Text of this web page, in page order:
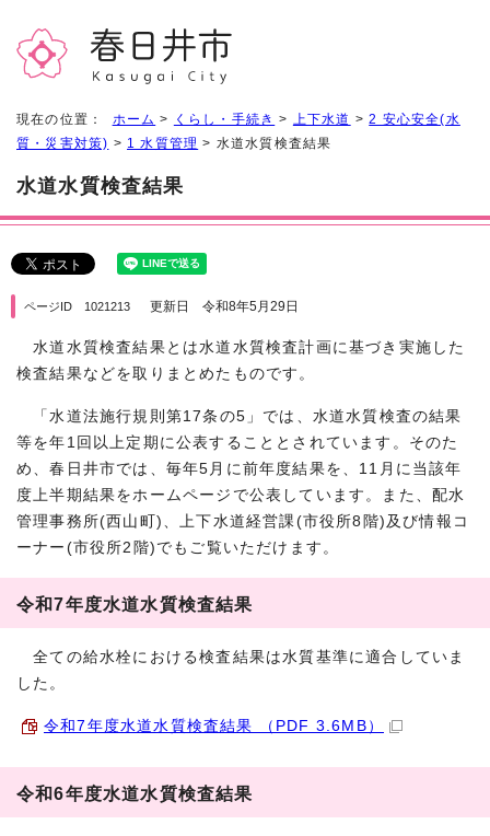
現在の位置： ホーム > くらし・手続き > 上下水道 >2 安心安全(水
質・災害対策) > 1 水質管理 > 水道水質検査結果
水道水質検査結果
ページID 1021213 更新日 令和8年5月29日
水道水質検査結果とは水道水質検査計画に基づき実施した
検査結果などを取りまとめたものです。
「水道法施行規則第17条の5」では、水道水質検査の結果
等を年1回以上定期に公表することとされています。そのた
め、春日井市では、毎年5月に前年度結果を、11月に当該年
度上半期結果をホームページで公表しています。また、配水
管理事務所(西山町)、上下水道経営課(市役所8階)及び情報コ
ーナー(市役所2階)でもご覧いただけます。
令和7年度水道水質検査結果
全ての給水栓における検査結果は水質基準に適合していま
した。
令和7年度水道水質検査結果 （PDF 3.6MB）
令和6年度水道水質検査結果